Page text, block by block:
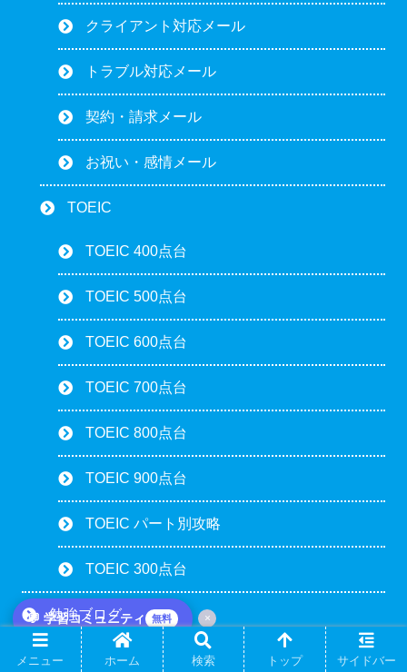
💬 学習コミュニティ 無料 ×
クライアント対応メール
トラブル対応メール
契約・請求メール
お祝い・感情メール
TOEIC
TOEIC 400点台
TOEIC 500点台
TOEIC 600点台
TOEIC 700点台
TOEIC 800点台
TOEIC 900点台
TOEIC パート別攻略
TOEIC 300点台
勉強ブログ
スウェーデン語
メニュー ホーム 検索 トップ サイドバー